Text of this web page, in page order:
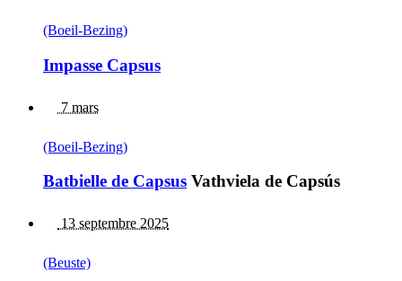
(Boeil-Bezing)
Impasse Capsus
7 mars
(Boeil-Bezing)
Batbielle de Capsus Vathviela de Capsús
13 septembre 2025
(Beuste)